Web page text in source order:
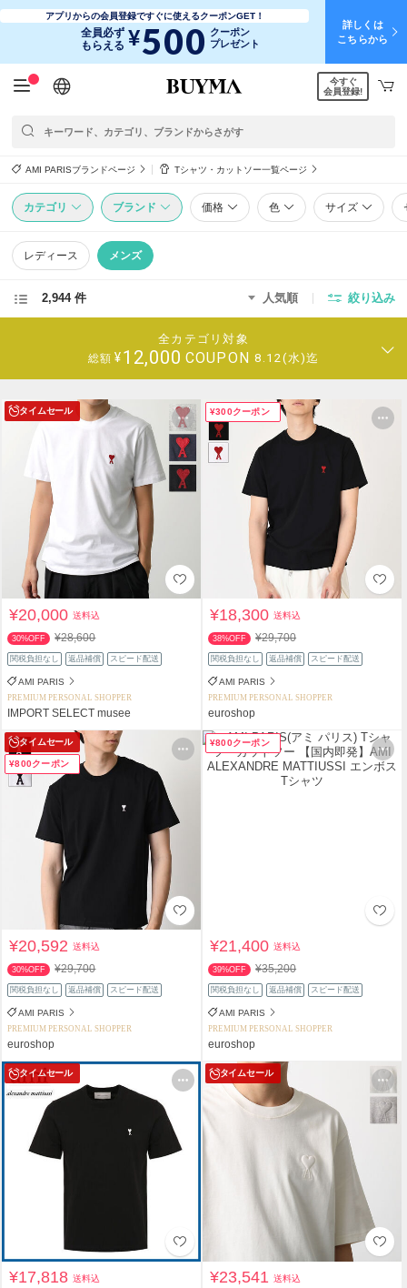
アプリからの会員登録ですぐに使えるクーポンGET！
全員必ず
もらえる ¥500 クーポン
プレゼント
詳しくは
こちらから
日本語
English
简体中文
繁體中文
今すぐ
会員登録!
AMI PARISブランドページ Tシャツ・カットソー一覧ページ
カテゴリ ブランド 価格 色 サイズ
レディース メンズ
2,944 件 人気順 絞り込み
全カテゴリ対象
総額 ¥12,000 COUPON 8.12(水)迄
タイムセール
¥20,000送料込
30%OFF ¥28,600
関税負担なし 返品補償 スピード配送
AMI PARIS
PREMIUM PERSONAL SHOPPER
IMPORT SELECT musee
¥300クーポン
¥18,300送料込
38%OFF ¥29,700
関税負担なし 返品補償 スピード配送
AMI PARIS
PREMIUM PERSONAL SHOPPER
euroshop
タイムセール
¥800クーポン
¥20,592送料込
30%OFF ¥29,700
関税負担なし 返品補償 スピード配送
AMI PARIS
PREMIUM PERSONAL SHOPPER
euroshop
¥800クーポン
¥21,400送料込
39%OFF ¥35,200
関税負担なし 返品補償 スピード配送
AMI PARIS
PREMIUM PERSONAL SHOPPER
euroshop
タイムセール
¥17,818送料込
タイムセール
¥23,541送料込